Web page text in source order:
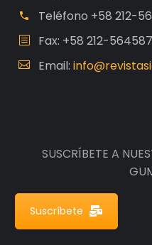
Teléfono +58 212-
Fax: +58 212-
Email:
SUSCRÍBETE A
Suscríbete